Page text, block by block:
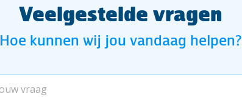
Veelgestelde vragen
Hoe kunnen wij jou vandaag helpen?